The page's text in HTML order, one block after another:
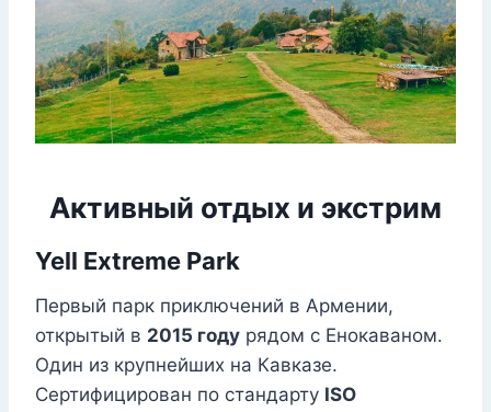
Активный отдых и экстрим
Yell Extreme Park
Первый парк приключений в Армении,
открытый в 2015 году рядом с Енокаваном.
Один из крупнейших на Кавказе.
Сертифицирован по стандарту ISO